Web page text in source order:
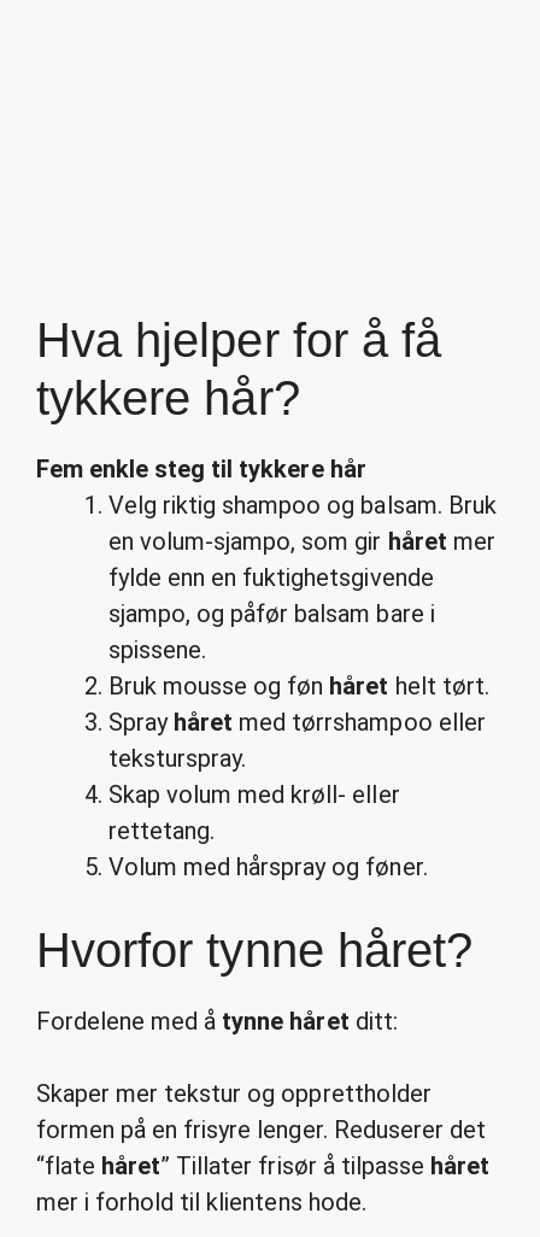
Hva hjelper for å få
tykkere hår?
Fem enkle steg til tykkere hår
Velg riktig shampoo og balsam. Bruk
en volum-sjampo, som gir håret mer
fylde enn en fuktighetsgivende
sjampo, og påfør balsam bare i
spissene.
Bruk mousse og føn håret helt tørt.
Spray håret med tørrshampoo eller
teksturspray.
Skap volum med krøll- eller
rettetang.
Volum med hårspray og føner.
Hvorfor tynne håret?
Fordelene med å tynne håret ditt:
Skaper mer tekstur og opprettholder
formen på en frisyre lenger. Reduserer det
“flate håret” Tillater frisør å tilpasse håret
mer i forhold til klientens hode.